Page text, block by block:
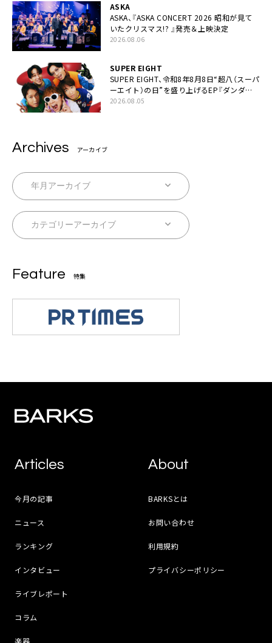
ASKA
ASKA、『ASKA CONCERT 2026 昭和が見て
いたクリスマス!? 』発売＆上映決定
2026.08.06
SUPER EIGHT
SUPER EIGHT、令和8年8月8日“超八（スーパ
ーエイト）の日”を盛り上げるEP『ダンダー
ラ』本日リリース
2026.08.05
Archives アーカイブ
Feature 特集
Articles
今月の記事
ニュース
ランキング
インタビュー
ライブレポート
コラム
About
BARKSとは
お問い合わせ
利用規約
プライバシーポリシー